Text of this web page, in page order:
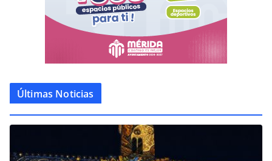
Últimas Noticias